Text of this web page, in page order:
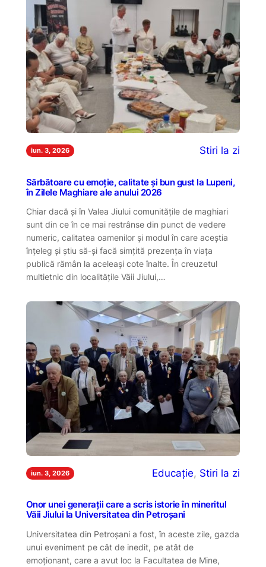
iun. 3, 2026 Stiri la zi
Sărbătoare cu emoție, calitate și bun gust la Lupeni,
în Zilele Maghiare ale anului 2026
Chiar dacă și în Valea Jiului comunitățile de maghiari
sunt din ce în ce mai restrânse din punct de vedere
numeric, calitatea oamenilor și modul în care aceștia
înțeleg și știu să-și facă simțită prezența în viața
publică rămân la aceleași cote înalte. În creuzetul
multietnic din localitățile Văii Jiului,…
iun. 3, 2026 Educație, Stiri la zi
Onor unei generații care a scris istorie în mineritul
Văii Jiului la Universitatea din Petroșani
Universitatea din Petroșani a fost, în aceste zile, gazda
unui eveniment pe cât de inedit, pe atât de
emoționant, care a avut loc la Facultatea de Mine,